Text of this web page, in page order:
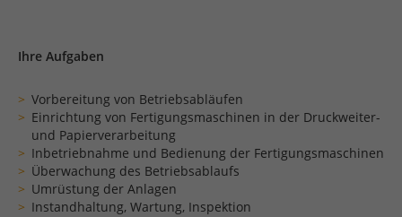
Ihre Aufgaben
Vorbereitung von Betriebsabläufen
Einrichtung von Fertigungsmaschinen in der Druckweiter-
und Papierverarbeitung
Inbetriebnahme und Bedienung der Fertigungsmaschinen
Überwachung des Betriebsablaufs
Umrüstung der Anlagen
Instandhaltung, Wartung, Inspektion